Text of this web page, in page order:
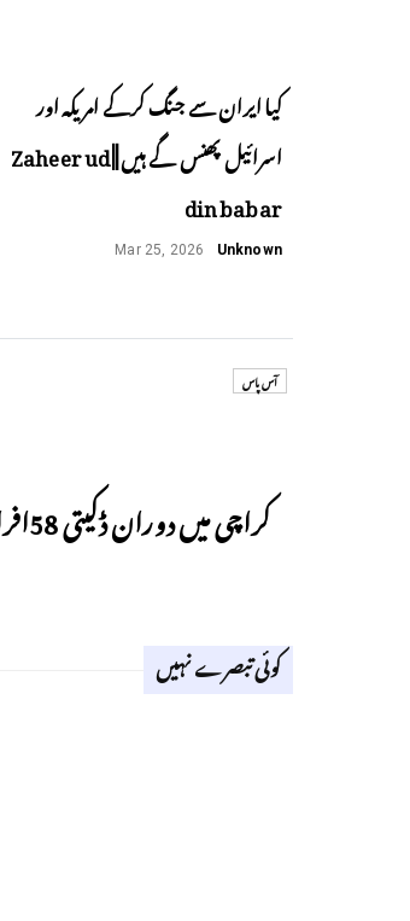
کیا ایران سے جنگ کرکے امریکہ اور
اسرائیل پھنس گے ہیں ||Zaheer ud
din babar
Unknown
Mar 25, 2026
آس پاس
کراچی میں دوران ڈکیتی 58افراد قتل
کوئی تبصرے نہیں